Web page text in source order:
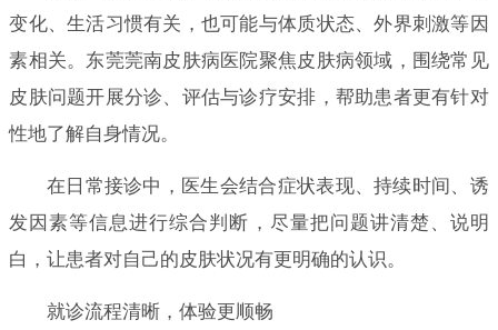
变化、生活习惯有关，也可能与体质状态、外界刺激等因
素相关。东莞莞南皮肤病医院聚焦皮肤病领域，围绕常见
皮肤问题开展分诊、评估与诊疗安排，帮助患者更有针对
性地了解自身情况。
在日常接诊中，医生会结合症状表现、持续时间、诱
发因素等信息进行综合判断，尽量把问题讲清楚、说明
白，让患者对自己的皮肤状况有更明确的认识。
就诊流程清晰，体验更顺畅